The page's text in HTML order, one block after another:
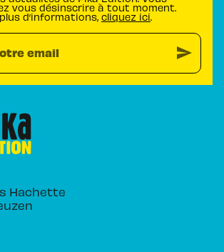
vous désinscrire à tout moment.
d’informations, cliquez ici.
email send
Hachette